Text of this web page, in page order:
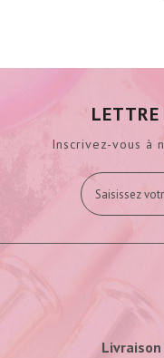
Inscrivez-vous à